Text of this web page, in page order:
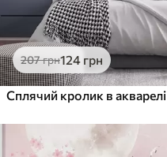
207грн124 грн
Сплячий кролик в акварелі